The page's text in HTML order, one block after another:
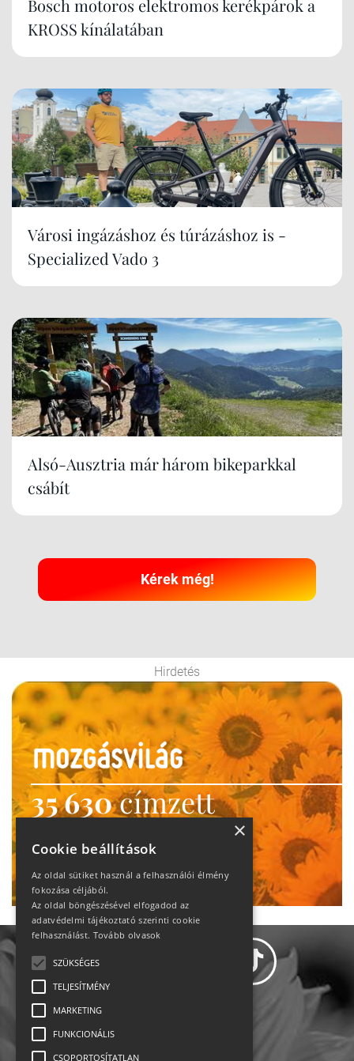
Bosch motoros elektromos kerékpárok a
KROSS kínálatában
Városi ingázáshoz és túrázáshoz is -
Specialized Vado 3
Alsó-Ausztria már három bikeparkkal
csábít
Kérek még!
Hirdetés
35 630címzett
heti motiváció
Ne maradj le!
×
Cookie beállítások
Az oldal sütiket használ a felhasználói élmény
fokozása céljából.
Az oldal böngészésével elfogadod az
adatvédelmi tájékoztató szerinti cookie
felhasználást. Tovább olvasok
SZÜKSÉGES
TELJESÍTMÉNY
MARKETING
FUNKCIONÁLIS
CSOPORTOSÍTATLAN